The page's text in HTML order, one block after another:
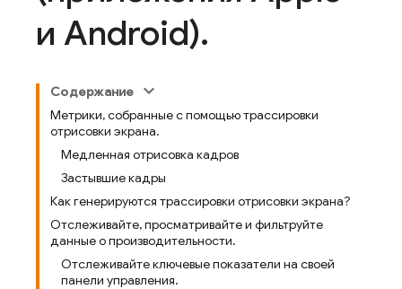
и Android).
Содержание
Метрики, собранные с помощью трассировки
отрисовки экрана.
Медленная отрисовка кадров
Застывшие кадры
Как генерируются трассировки отрисовки экрана?
Отслеживайте, просматривайте и фильтруйте
данные о производительности.
Отслеживайте ключевые показатели на своей
панели управления.